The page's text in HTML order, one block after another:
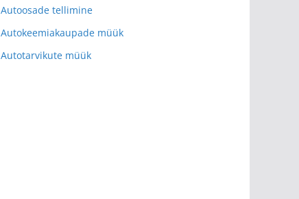
Autoosade tellimine
Autokeemiakaupade müük
Autotarvikute müük